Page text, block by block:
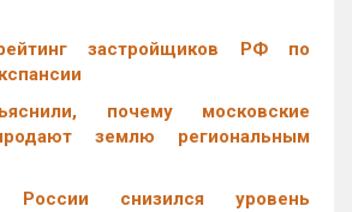
застройщиков РФ по
почему московские
землю региональным
снизился уровень